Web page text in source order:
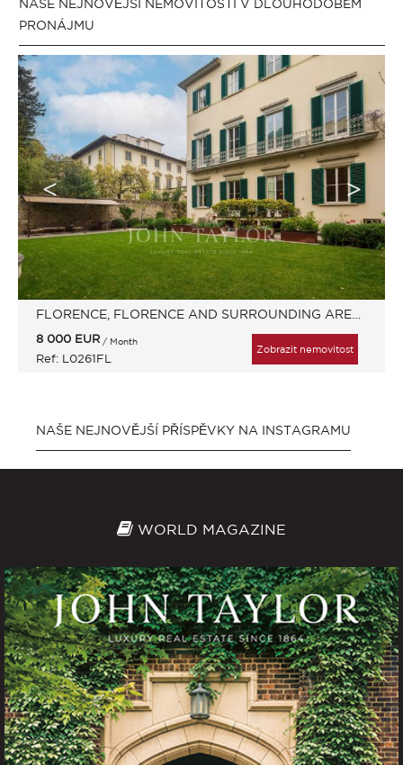
NAŠE NEJNOVĚJŠÍ NEMOVITOSTI V DLOUHODOBÉM
PRONÁJMU
8 000 EUR / Month
Ref: L0261FL
Zobrazit nemovitost
NAŠE NEJNOVĚJŠÍ PŘÍSPĚVKY NA INSTAGRAMU
WORLD MAGAZINE